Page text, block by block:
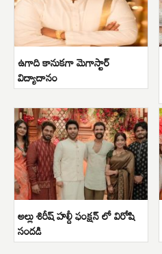
ఉగాది కానుకగా మెగాస్టార్
విద్యాదానం
అల్లు శిరీష్ హల్దీ ఫంక్షన్ లో విరోషి
సందడి